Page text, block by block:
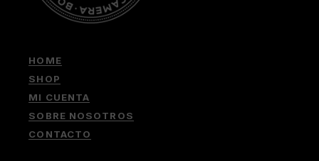
HOME
SHOP
MI CUENTA
SOBRE NOSOTROS
CONTACTO